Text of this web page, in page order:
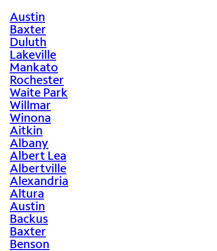
Austin
Baxter
Duluth
Lakeville
Mankato
Rochester
Waite Park
Willmar
Winona
Aitkin
Albany
Albert Lea
Albertville
Alexandria
Altura
Austin
Backus
Baxter
Benson